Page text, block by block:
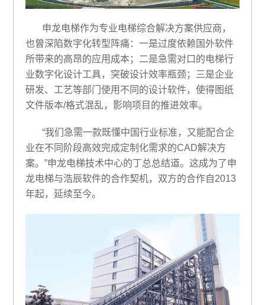
申龙电梯作为专业电梯综合解决方案供应商，
也曾深陷数字化转型阵痛：一是过度依赖国外软件
所带来的高昂的应用成本；二是急需对口的电梯行
业数字化设计工具，突破设计效率瓶颈；三是企业
研发、工艺等部门使用不同的设计软件，使得图纸
文件版本/格式混乱，影响项目的推进效率。
“我们急需一款既懂中国行业标准，又能配合企
业在不同阶段高效完成定制化需求的CAD解决方
案。”申龙电梯技术中心的丁总总结道。这成为了申
龙电梯与浩辰软件的合作契机，双方的合作自2013
年起，延续至今。